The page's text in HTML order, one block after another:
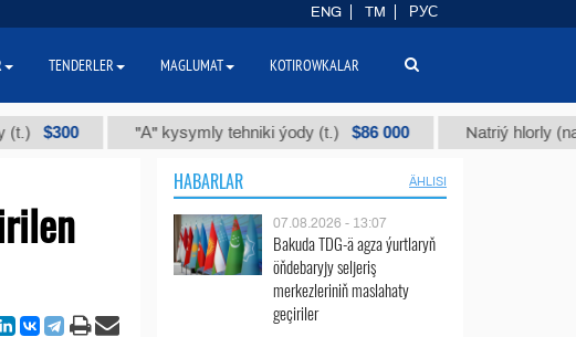
"А" kysymly tehniki ýody (t.) $86 000 Natriý hlorly (nahar
HABARLAR ÄHLISI
07.08.2026 - 13:07
Bakuda TDG-ä agza ýurtlaryň
öňdebaryjy seljeriş
merkezleriniň maslahaty
geçiriler
ENG TM РУС
TENDERLER MAGLUMAT KOTIROWKALAR